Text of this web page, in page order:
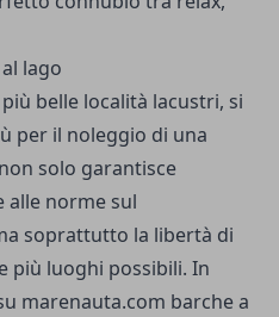
lago
belle località lacustri, si
per il noleggio di una
solo garantisce
alle norme sul
soprattutto la libertà di
più luoghi possibili. In
marenauta.com barche a